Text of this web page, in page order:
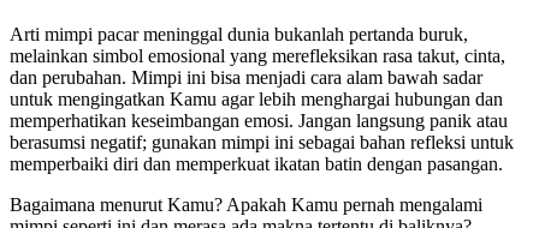
Arti mimpi pacar meninggal dunia bukanlah pertanda buruk,
melainkan simbol emosional yang merefleksikan rasa takut, cinta,
dan perubahan. Mimpi ini bisa menjadi cara alam bawah sadar
untuk mengingatkan Kamu agar lebih menghargai hubungan dan
memperhatikan keseimbangan emosi. Jangan langsung panik atau
berasumsi negatif; gunakan mimpi ini sebagai bahan refleksi untuk
memperbaiki diri dan memperkuat ikatan batin dengan pasangan.
Bagaimana menurut Kamu? Apakah Kamu pernah mengalami